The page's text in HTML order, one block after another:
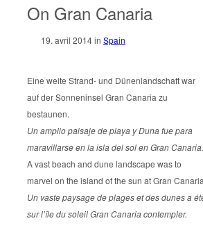
On Gran Canaria
19. avril 2014in Spain
Eine weite Strand- und Dünenlandschaft war
auf der Sonneninsel Gran Canaria zu
bestaunen.
Un amplio paisaje de playa y Duna fue para
maravillarse en la isla del sol en Gran Canaria.
A vast beach and dune landscape was to
marvel on the island of the sun at Gran
Un vaste paysage de plages et des dunes a
sur l’île du soleil Gran Canaria contempler.